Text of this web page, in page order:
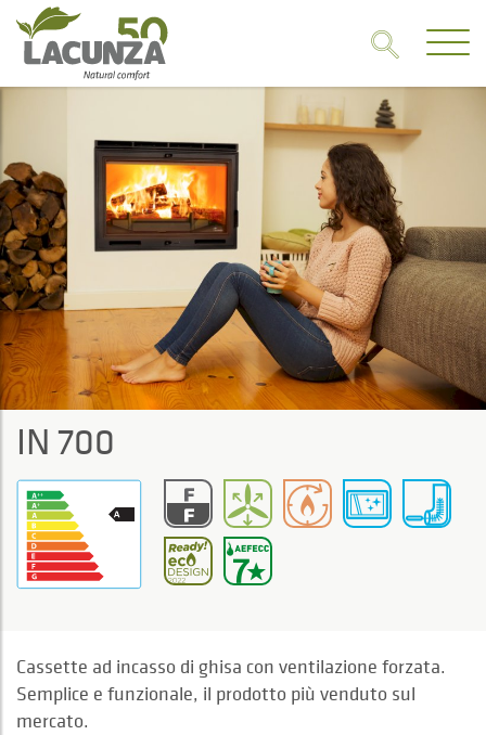
IN 700
Cassette ad incasso di ghisa con ventilazione forzata.
Semplice e funzionale, il prodotto più venduto sul
mercato.